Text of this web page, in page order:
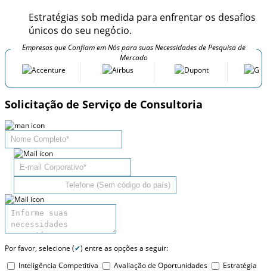
Estratégias sob medida para enfrentar os desafios
únicos do seu negócio.
Empresas que Confiam em Nós para suas Necessidades de Pesquisa de
Mercado
Solicitação de Serviço de Consultoria
Por favor, selecione (✔) entre as opções a seguir:
Inteligência Competitiva
Avaliação de Oportunidades
Estratégia